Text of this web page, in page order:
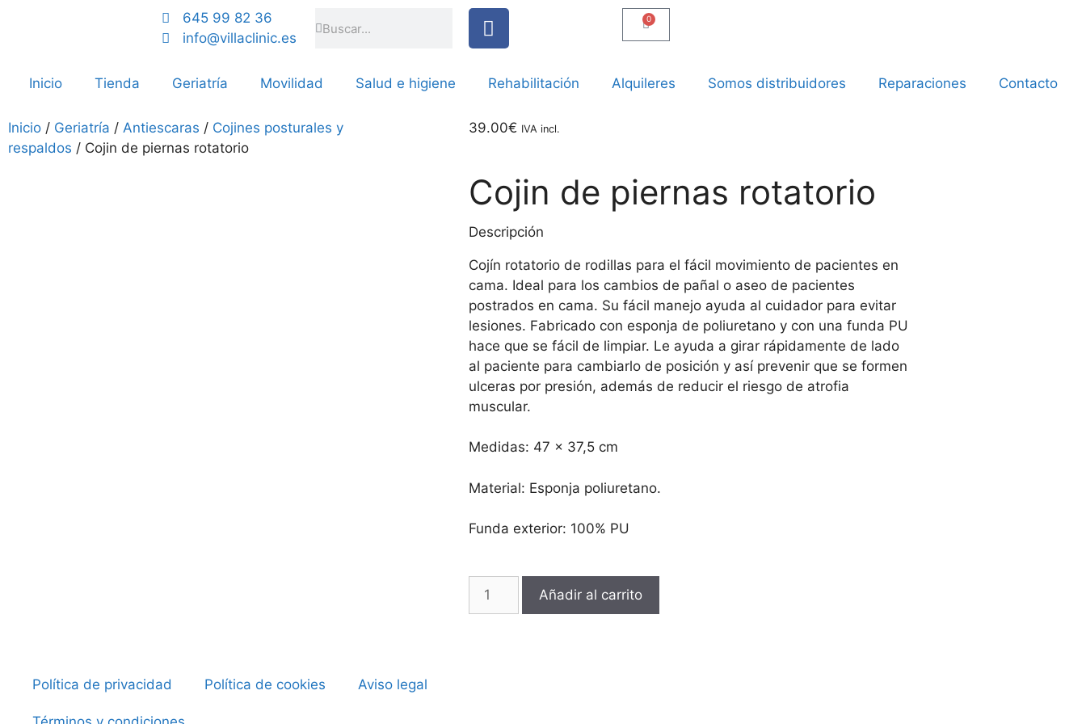
645 99 82 36
info@villaclinic.es
0
Inicio Tienda Geriatría Movilidad Salud e higiene Rehabilitación Alquileres Somos distribuidores Reparaciones Contacto
Inicio / Geriatría / Antiescaras / Cojines posturales y
respaldos / Cojin de piernas rotatorio
39.00€ IVA incl.
Cojin de piernas rotatorio
Descripción
Cojín rotatorio de rodillas para el fácil movimiento de pacientes en
cama. Ideal para los cambios de pañal o aseo de pacientes
postrados en cama. Su fácil manejo ayuda al cuidador para evitar
lesiones. Fabricado con esponja de poliuretano y con una funda PU
hace que se fácil de limpiar. Le ayuda a girar rápidamente de lado
al paciente para cambiarlo de posición y así prevenir que se formen
ulceras por presión, además de reducir el riesgo de atrofia
muscular.
Medidas: 47 x 37,5 cm
Material: Esponja poliuretano.
Funda exterior: 100% PU
Añadir al carrito
Política de privacidad Política de cookies Aviso legal